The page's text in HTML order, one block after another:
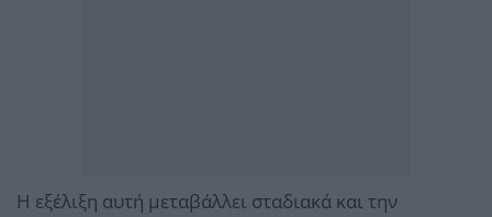
Η εξέλιξη αυτή μεταβάλλει σταδιακά και την